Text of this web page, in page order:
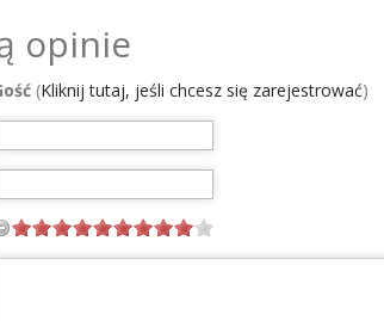
opinie
(Kliknij tutaj, jeśli chcesz się zarejestrować)